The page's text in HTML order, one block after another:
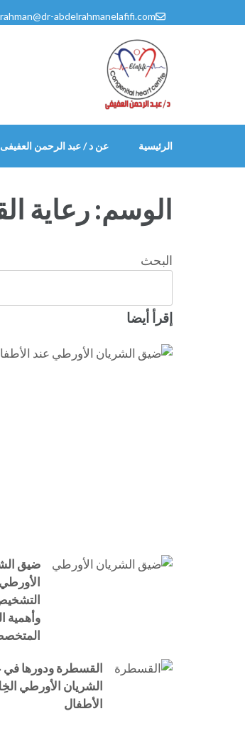
إلى
abdelrahmanelafifi.com
الرئيسية عن د / عبد الرحمن العفيفى
الوسم:رعاية
البحث
إقرأ أيضا
ضيق
وأهمية
القسطرة ودورها في
الشريان الأورطي
الأطفال